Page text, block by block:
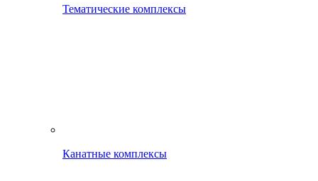
Тематические комплексы
Канатные комплексы